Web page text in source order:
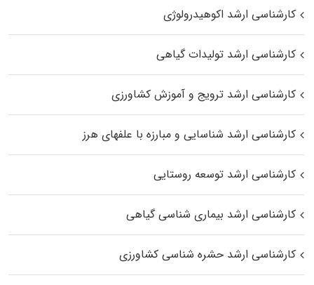
کارشناسی ارشد اکوهیدرولوژی
کارشناسی ارشد تولیدات گیاهی
کارشناسی ارشد ترویج و آموزش کشاورزی
کارشناسی ارشد شناسایی و مبارزه با علفهای هرز
کارشناسی ارشد توسعه روستایی
کارشناسی ارشد بیماری‌ شناسی گیاهی
کارشناسی ارشد حشره‌ شناسی کشاورزی